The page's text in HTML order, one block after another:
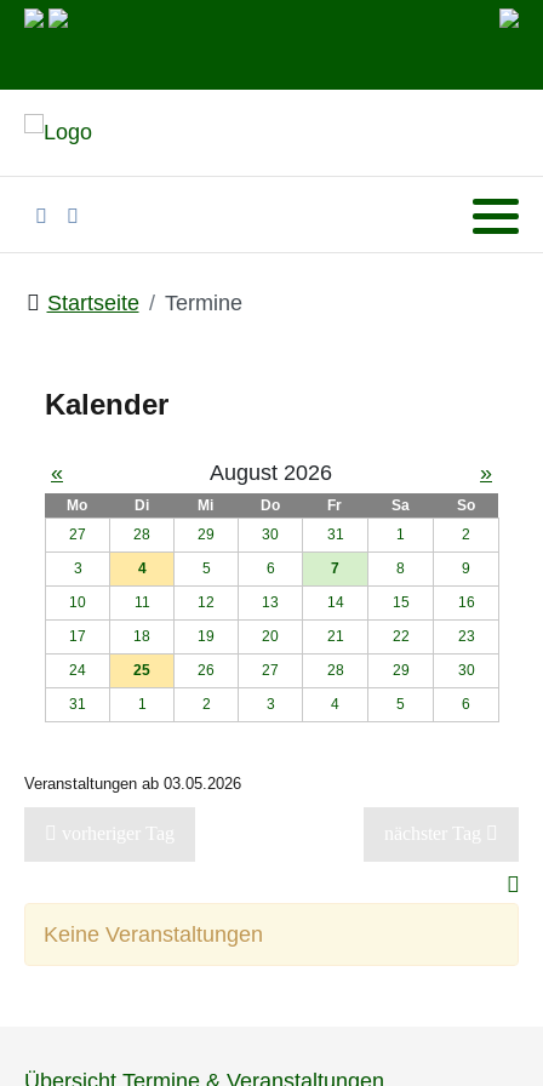
Startseite Termine
Kalender
« August 2026 »
Mo Di Mi Do Fr Sa
So
27
28 29 30 31 1
2
3
4 5 6 7 8
9
10
11 12 13 14 15
16
17
18 19 20 21 22
23
24
25 26 27 28 29
30
31
1 2 3 4 5 6
Veranstaltungen ab 03.05.2026
vorheriger Tag nächster Tag
Keine Veranstaltungen
Übersicht Termine & Veranstaltungen